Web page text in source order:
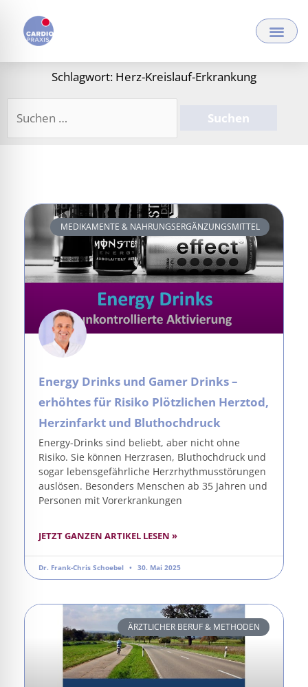
Inhalt
springen
Schlagwort: Herz-Kreislauf-Erkrankung
MEDIKAMENTE & NAHRUNGSERGÄNZUNGSMITTEL
Energy Drinks und Gamer Drinks –
erhöhtes für Risiko Plötzlichen Herztod,
Herzinfarkt und Bluthochdruck
Energy-Drinks sind beliebt, aber nicht ohne
Risiko. Sie können Herzrasen, Bluthochdruck und
sogar lebensgefährliche Herzrhythmusstörungen
auslösen. Besonders Menschen ab 35 Jahren und
Personen mit Vorerkrankungen
JETZT GANZEN ARTIKEL LESEN »
Dr. Frank-Chris Schoebel 30. Mai 2025
ÄRZTLICHER BERUF & METHODEN